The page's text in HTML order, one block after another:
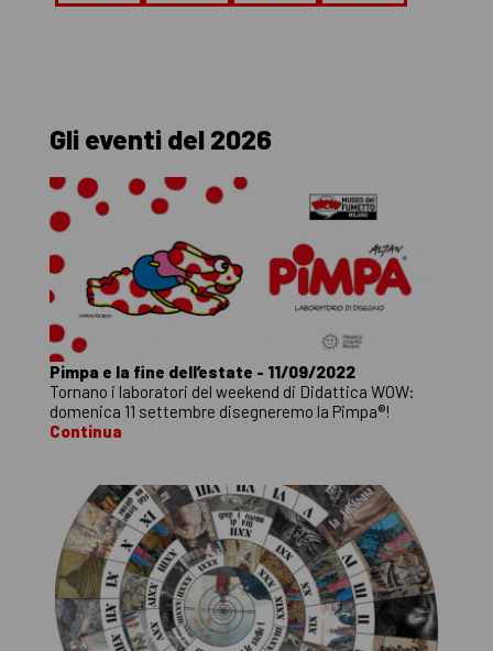
Gli eventi del 2026
Pimpa e la fine dell’estate - 11/09/2022
Tornano i laboratori del weekend di Didattica WOW:
domenica 11 settembre disegneremo la Pimpa®!
Continua